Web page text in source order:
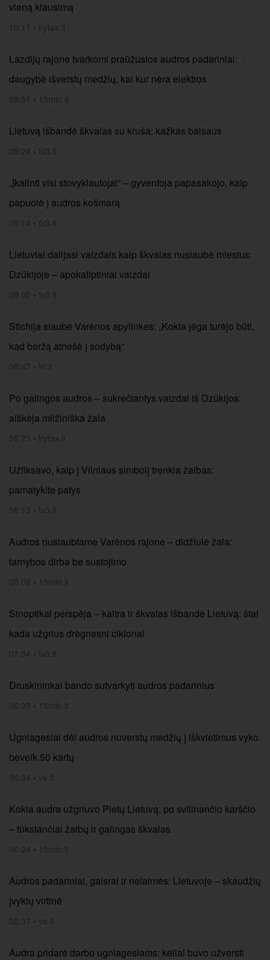
vieną klausimą
10:11 • lrytas.lt
Lazdijų rajone tvarkomi praūžusios audros padariniai:
daugybė išverstų medžių, kai kur nėra elektros
09:51 • 15min.lt
Lietuvą išbandė škvalas su kruša: kažkas baisaus
09:24 • tv3.lt
„Įkalinti visi stovyklautojai“ – gyventoja papasakojo, kaip
papuolė į audros košmarą
09:14 • tv3.lt
Lietuviai dalijasi vaizdais kaip škvalas nusiaubė miestus:
Dzūkijoje – apokaliptiniai vaizdai
09:00 • tv3.lt
Stichija siaubė Varėnos apylinkes: „Kokia jėga turėjo būti,
kad beržą atnešė į sodybą“
08:47 • lrt.lt
Po galingos audros – sukrečiantys vaizdai iš Dzūkijos:
aiškėja milžiniška žala
08:25 • lrytas.lt
Užfiksavo, kaip į Vilniaus simbolį trenkia žaibas:
pamatykite patys
08:13 • tv3.lt
Audros nusiaubtame Varėnos rajone – didžiulė žala:
tarnybos dirba be sustojimo
08:08 • 15min.lt
Sinoptikai perspėja – kaitra ir škvalas išbandė Lietuvą: štai
kada užgrius drėgnesni ciklonai
07:54 • tv3.lt
Druskininkai bando sutvarkyti audros padarinius
06:39 • 15min.lt
Ugniagesiai dėl audros nuverstų medžių į iškvietimus vyko
beveik 50 kartų
06:34 • ve.lt
Kokia audra užgriuvo Pietų Lietuvą: po svilinančio karščio
– tūkstančiai žaibų ir galingas škvalas
06:24 • 15min.lt
Audros padariniai, gaisrai ir nelaimės: Lietuvoje – skaudžių
įvykių virtinė
05:37 • ve.lt
Audra pridarė darbo ugniagesiams: keliai buvo užversti